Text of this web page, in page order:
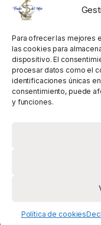
Para ofrecer las mejores
las cookies para
dispositivo. El
procesar datos como el
identificaciones únicas
consentimiento, puede
y funciones.
Política de cookies
MIS DATOS